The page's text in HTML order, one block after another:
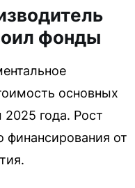
фонды
основных
2025 года. Рост
финансирования от